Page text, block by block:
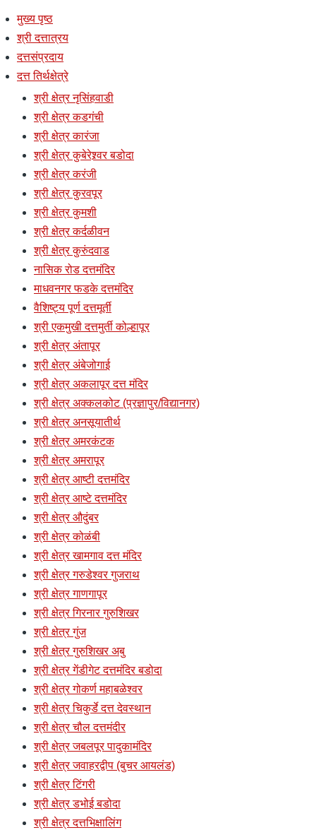
मुख्य पृष्ठ
श्री दत्तात्रय
दत्तसंप्रदाय
दत्त तिर्थक्षेत्रे
श्री क्षेत्र नृसिंहवाडी
श्री क्षेत्र कडगंची
श्री क्षेत्र कारंजा
श्री क्षेत्र कुबेरेश्र्वर बडोदा
श्री क्षेत्र करंजी
श्री क्षेत्र कुरवपूर
श्री क्षेत्र कुमशी
श्री क्षेत्र कर्दळीवन
श्री क्षेत्र कुरुंदवाड
नासिक रोड दत्तमंदिर
माधवनगर फडके दत्तमंदिर
वैशिष्ट्य पूर्ण दत्तमूर्ती
श्री एकमुखी दत्तमुर्ती कोल्हापूर
श्री क्षेत्र अंतापूर
श्री क्षेत्र अंबेजोगाई
श्री क्षेत्र अकलापूर दत्त मंदिर
श्री क्षेत्र अक्कलकोट (प्रज्ञापुर/विद्यानगर)
श्री क्षेत्र अनसूयातीर्थ
श्री क्षेत्र अमरकंटक
श्री क्षेत्र अमरापूर
श्री क्षेत्र आष्टी दत्तमंदिर
श्री क्षेत्र आष्टे दत्तमंदिर
श्री क्षेत्र औदुंबर
श्री क्षेत्र कोळंबी
श्री क्षेत्र खामगाव दत्त मंदिर
श्री क्षेत्र गरुडेश्वर गुजराथ
श्री क्षेत्र गाणगापूर
श्री क्षेत्र गिरनार गुरुशिखर
श्री क्षेत्र गुंज
श्री क्षेत्र गुरुशिखर अबु
श्री क्षेत्र गेंडीगेट दत्तमंदिर बडोदा
श्री क्षेत्र गोकर्ण महाबळेश्वर
श्री क्षेत्र चिकुर्डे दत्त देवस्थान
श्री क्षेत्र चौल दत्तमंदीर
श्री क्षेत्र जबलपूर पादुकामंदिर
श्री क्षेत्र जवाहरद्वीप (बुचर आयलंड)
श्री क्षेत्र टिंगरी
श्री क्षेत्र डभोई बडोदा
श्री क्षेत्र दत्तभिक्षालिंग